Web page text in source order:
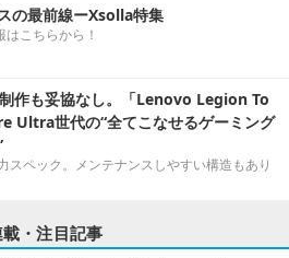
の最前線ーXsolla特集
こちらから！
作も妥協なし。「Lenovo Legion To
Ultra世代の“全てこなせるゲーミング
スペック。メンテナンスしやすい構造もあり
載・注目記事